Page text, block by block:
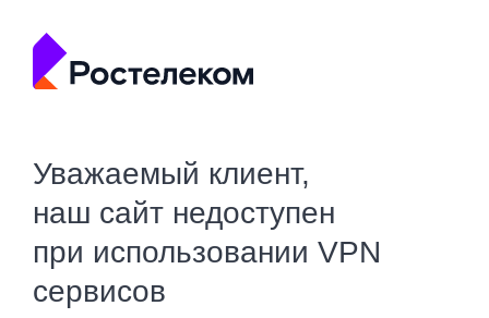
Уважаемый клиент,
наш сайт недоступен
при использовании VPN
сервисов